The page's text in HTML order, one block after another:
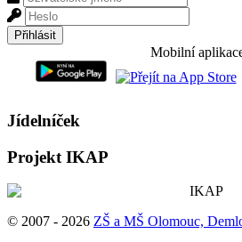
Mobilní
Jídelníček
Projekt IKAP
© 2007 - 2026 ZŠ a MŠ Olomouc,